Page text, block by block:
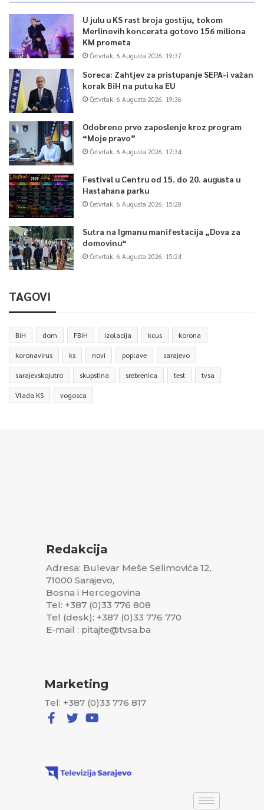
U julu u KS rast broja gostiju, tokom
Merlinovih koncerata gotovo 156 miliona
KM prometa
Četvrtak, 6 Augusta 2026, 19:37
Soreca: Zahtjev za pristupanje SEPA-i važan
korak BiH na putu ka EU
Četvrtak, 6 Augusta 2026, 19:36
Odobreno prvo zaposlenje kroz program
“Moje pravo”
Četvrtak, 6 Augusta 2026, 17:34
Festival u Centru od 15. do 20. augusta u
Hastahana parku
Četvrtak, 6 Augusta 2026, 15:28
Sutra na Igmanu manifestacija „Dova za
domovinu“
Četvrtak, 6 Augusta 2026, 15:24
TAGOVI
BiH dom FBiH izolacija kcus korona
koronavirus ks novi poplave sarajevo
sarajevskojutro skupstina srebrenica test tvsa
Vlada KS vogosca
Redakcija
Adresa: Bulevar Meše Selimovića 12,
71000 Sarajevo,
Bosna i Hercegovina
Tel: +387 (0)33 776 808
Tel (desk): +387 (0)33 776 770
E-mail : pitajte@tvsa.ba
Marketing
Tel: +387 (0)33 776 817